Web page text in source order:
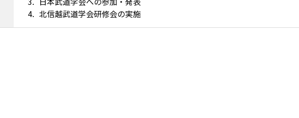
北信越武道学会研修会の実施